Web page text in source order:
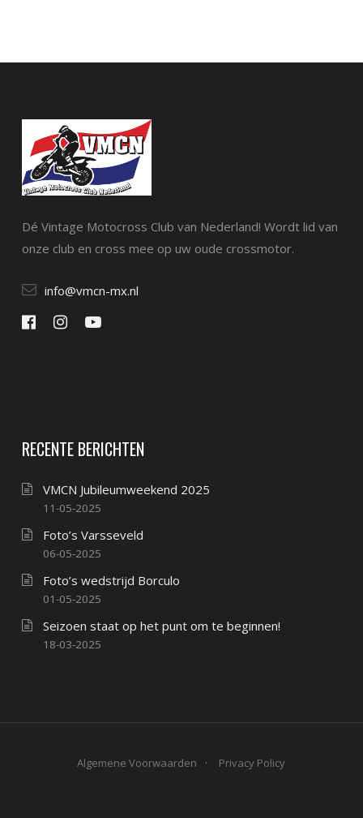
Dé Vintage Motocross Club van Nederland! Wordt lid van
onze club en cross mee op uw oude crossmotor.
info@vmcn-mx.nl
RECENTE BERICHTEN
VMCN Jubileumweekend 2025
11-05-2025
Foto’s Varsseveld
06-05-2025
Foto’s wedstrijd Borculo
01-05-2025
Seizoen staat op het punt om te beginnen!
18-03-2025
Algemene Voorwaarden Privacy Policy